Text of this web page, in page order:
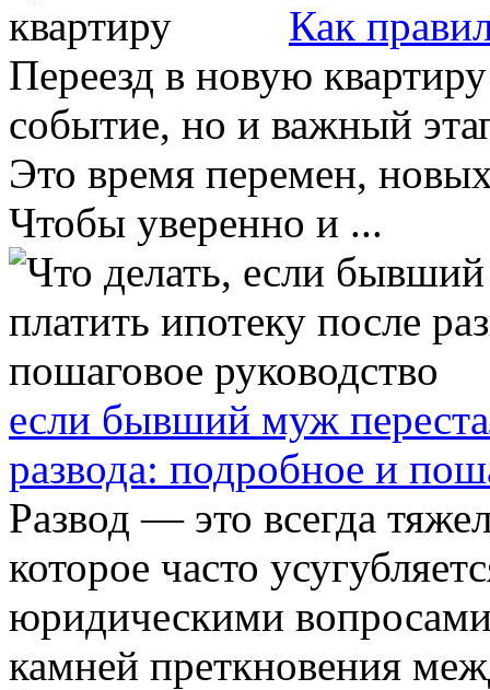
Как
Переезд в новую
событие, но и важный
Это время перемен,
Чтобы уверенно и ...
если бывший муж
развода: подробное и
Развод — это всегда
которое часто
юридическими
камней преткновения